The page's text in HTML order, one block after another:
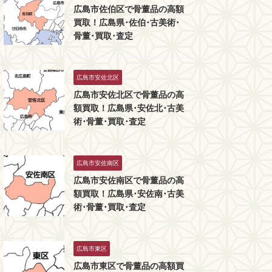
広島市佐伯区で骨董品の高額
買取！広島県･佐伯･古美術･
骨董･買取･査定
広島市安佐北区
広島市安佐北区で骨董品の高
額買取！広島県･安佐北･古美
術･骨董･買取･査定
広島市安佐南区
広島市安佐南区で骨董品の高
額買取！広島県･安佐南･古美
術･骨董･買取･査定
広島市東区
広島市東区で骨董品の高額買